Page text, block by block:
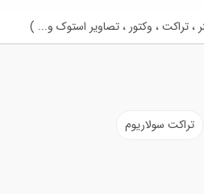
، تراکت ، وکتور ، تصاویر استوک و... )
تراکت سولاریوم